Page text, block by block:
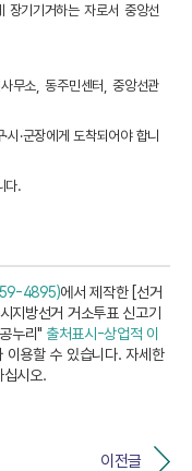
기기거하는 자로서 중앙선
무소, 동주민센터, 중앙선관
·군장에게 도착되어야 합니
다.
4895)에서 제작한 [선거
지방선거 거소투표 신고기
누리" 출처표시-상업적 이
이용할 수 있습니다. 자세한
십시오.
이전글